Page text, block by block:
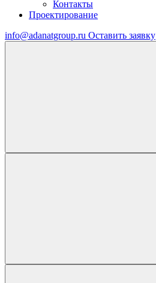
Контакты
Проектирование
info@adanatgroup.ru Оставить заявку